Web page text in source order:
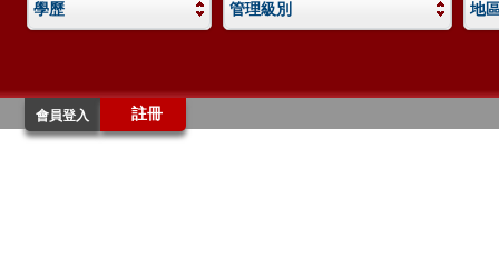
學歷 管理級別 地
會員登入 註冊